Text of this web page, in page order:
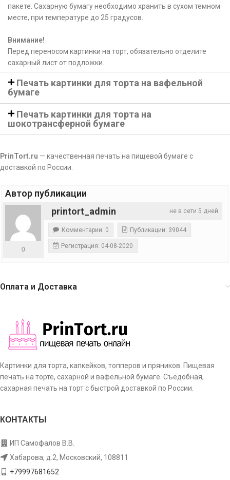
пакете. Сахарную бумагу необходимо хранить в сухом темном
месте, при температуре до 25 градусов.
Внимание!
Перед переносом картинки на торт, обязательно отделите
сахарный лист от подложки.
Печать картинки для торта на вафельной
бумаге
Печать картинки для торта на
шокотрансферной бумаге
PrinTort.ru — качественная печать на пищевой бумаге с
доставкой по России.
Автор публикации
не в сети 5 дней
printort_admin
0
Комментарии: 0 Публикации: 39044
Регистрация: 04-08-2020
Оплата и Доставка
Картинки для торта, капкейков, топперов и пряников. Пищевая
печать на торте, сахарной и вафельной бумаге. Съедобная,
сахарная печать на торт с быстрой доставкой по России.
КОНТАКТЫ
ИП Самофалов В.В.
Хабарова, д.2, Московский, 108811
+79997681652